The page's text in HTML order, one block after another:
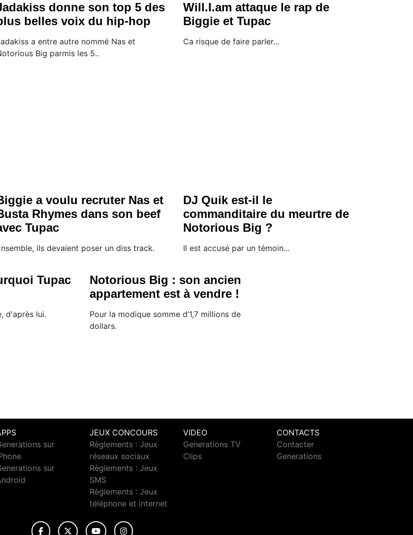
donne son top 5 des
belles voix du hip-hop
a entre autre nommé Nas et
Big parmis les 5..
Will.I.am attaque le rap de
Biggie et Tupac
Ca risque de faire parler...
a voulu recruter Nas et
Rhymes dans son beef
Tupac
ils devaient poser un diss track.
DJ Quik est-il le
commanditaire du meurtre de
Notorious Big ?
Il est accusé par un témoin...
Tupac
d'après lui.
Notorious Big : son ancien
appartement est à vendre !
Pour la modique somme d’1,7 millions de
dollars.
sur
sur
JEUX CONCOURS
Règlements : Jeux
réseaux sociaux
Règlements : Jeux
SMS
Règlements : Jeux
téléphone et internet
VIDEO
Generations TV
Clips
CONTACTS
Contacter
Generations